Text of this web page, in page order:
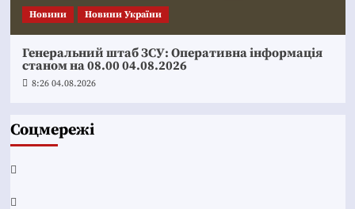
Новини Новини України
Генеральний штаб ЗСУ: Оперативна інформація
станом на 08.00 04.08.2026
8:26 04.08.2026
Соцмережі
Facebook
YouTube